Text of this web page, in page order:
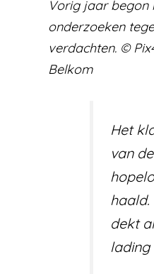
Vorig jaar begon
onderzoeken
verdachten. ©
Belkom
Het
van
dekt
lading